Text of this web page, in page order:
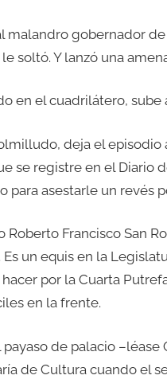
malandro gobernador
soltó. Y lanzó una
en el cuadrilátero, sube
deja el
se registre en el Diario
para asestarle un revés
Roberto Francisco San
un equis en la
por la Cuarta
en la frente.
de palacio –léase
de Cultura cuando el